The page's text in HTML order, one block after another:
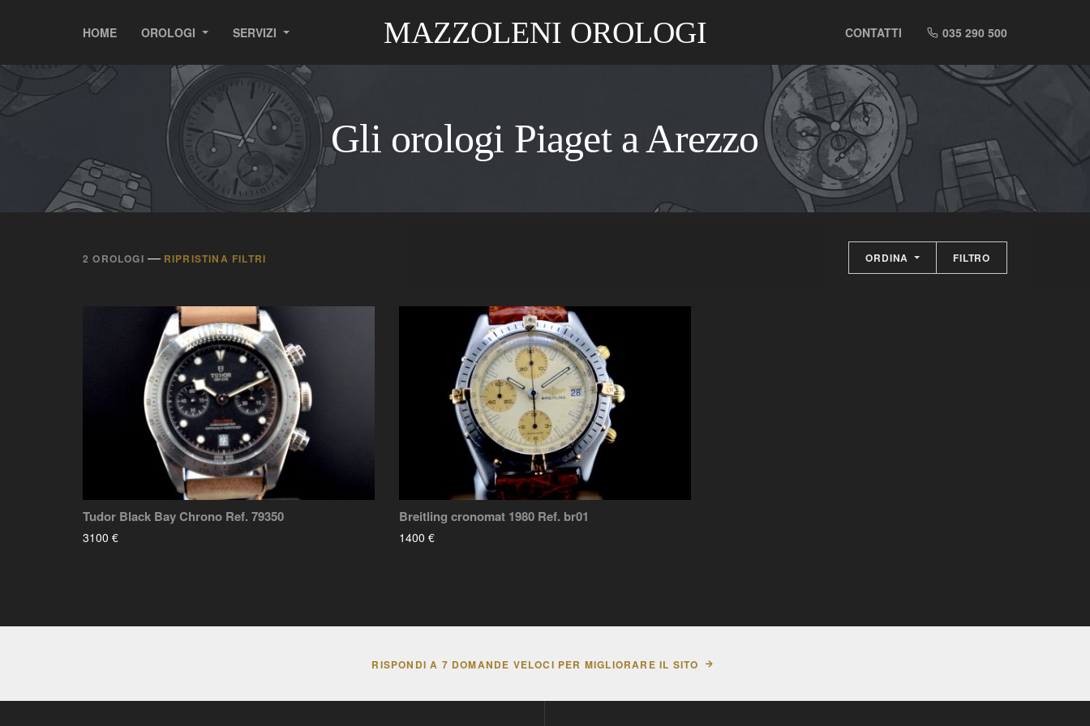
MAZZOLENI OROLOGI
HOME OROLOGI SERVIZI CONTATTI 035 290 500
Gli orologi Piaget a Arezzo
2 OROLOGI — RIPRISTINA FILTRI ORDINA FILTRO
Tudor Black Bay Chrono Ref. 79350
3100 €
Breitling cronomat 1980 Ref. br01
1400 €
RISPONDI A 7 DOMANDE VELOCI PER MIGLIORARE IL SITO